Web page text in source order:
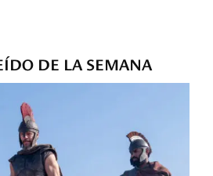
DE LA SEMANA